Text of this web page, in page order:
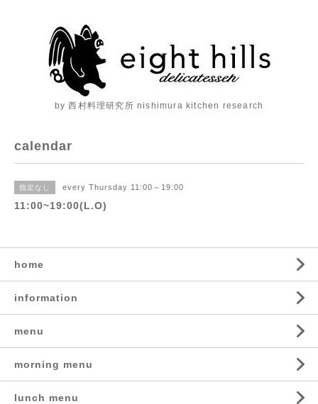
by 西村料理研究所 nishimura kitchen research
calendar
指定なし every Thursday 11:00～19:00
11:00~19:00(L.O)
home
information
menu
morning menu
lunch menu